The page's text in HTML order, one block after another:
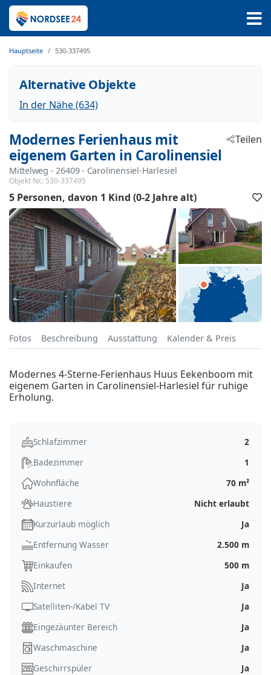
Hauptseite 530-337495
Alternative Objekte
In der Nähe (634)
Modernes Ferienhaus mit
eigenem Garten in Carolinensiel
Mittelweg - 26409 - Carolinensiel-Harlesiel
Objekt Nr.: 530-337495
Teilen
5 Personen davon 1 Kind (0-2 Jahre alt)
Fotos Beschreibung Ausstattung Kalender & Preis
Modernes 4-Sterne-Ferienhaus Huus Eekenboom mit
eigenem Garten in Carolinensiel-Harlesiel für ruhige
Erholung.
Schlafzimmer
2
Badezimmer
1
Wohnfläche
70 m²
Haustiere
Nicht erlaubt
Kurzurlaub möglich
Ja
Entfernung Wasser
2.500 m
Einkaufen
500 m
Internet
Ja
Satelliten-/Kabel TV
Ja
Eingezäunter Bereich
Ja
Waschmaschine
Ja
Geschirrspüler
Ja